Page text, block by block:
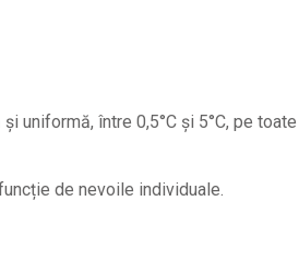
uniformă, între 0,5°C și 5°C, pe toate
de nevoile individuale.